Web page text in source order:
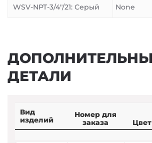
WSV-NPT-3/4″/21: Серый None
ДЕТАЛИ
Вид
изделий
Номер для
заказа
Цвет